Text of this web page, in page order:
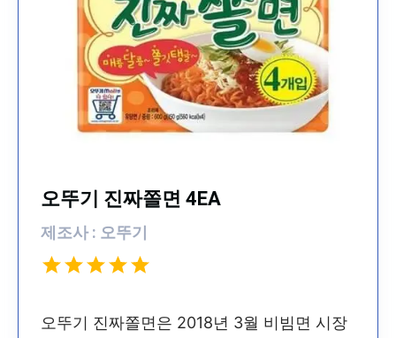
오뚜기 진짜쫄면 4EA
제조사 : 오뚜기
오뚜기 진짜쫄면은 2018년 3월 비빔면 시장